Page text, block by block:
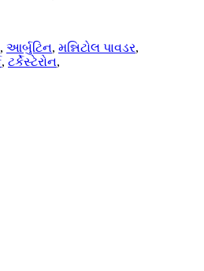
, આર્બુટિન, મન્નિટોલ પાવડર,
, ટર્કેસ્ટેરોન,